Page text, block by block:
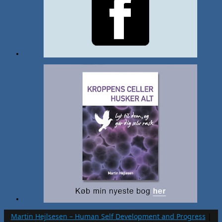
Martin Hejlsesen – Human Self Development and Progress